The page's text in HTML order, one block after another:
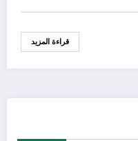
قراءة المزيد